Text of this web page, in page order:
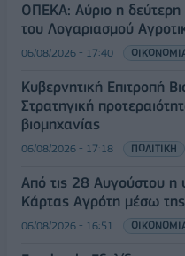
ΟΠΕΚΑ: Αύριο η
του Λογαριασμού
06/08/2026 - 17:40
Κυβερνητική Επιτροπή
Στρατηγική
βιομηχανίας
06/08/2026 - 17:18 ΠΟΛΙΤΙΚΗ
Από τις 28 Αυγούστου η
Κάρτας Αγρότη μέσω
06/08/2026 - 16:51